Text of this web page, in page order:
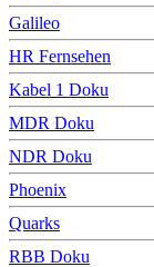
Galileo
HR Fernsehen
Kabel 1 Doku
MDR Doku
NDR Doku
Phoenix
Quarks
RBB Doku